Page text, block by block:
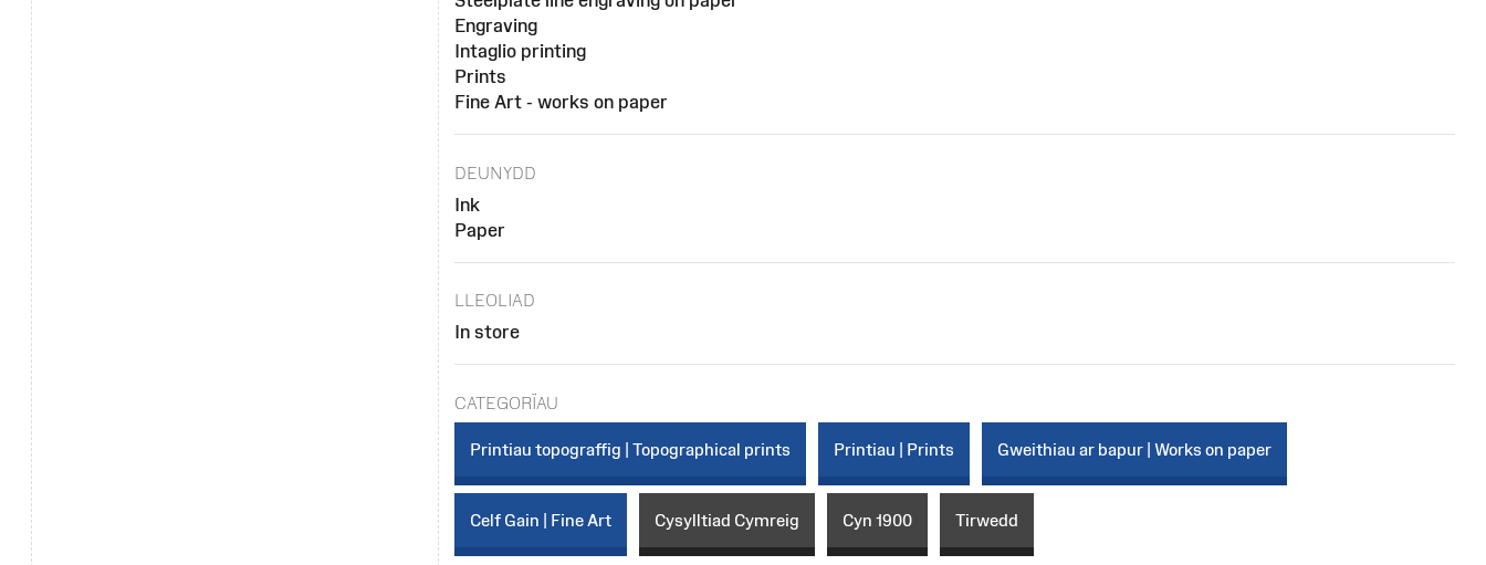
Engraving
Intaglio printing
Prints
Fine Art - works on paper
DEUNYDD
Ink
Paper
LLEOLIAD
In store
CATEGORÏAU
Printiau topograffig | Topographical prints Printiau | Prints Gweithiau ar bapur | Works on paper
Celf Gain | Fine Art Cysylltiad Cymreig Cyn 1900 Tirwedd